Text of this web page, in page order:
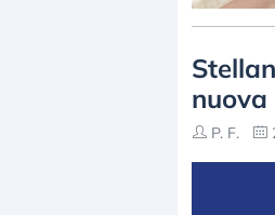
P. F.